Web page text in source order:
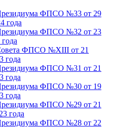
ФПСО №33 от 29
года
ФПСО №32 от 23
ФПСО №XIII от 21
года
ФПСО №31 от 21
года
ФПСО №30 от 19
года
ФПСО №29 от 21
года
ФПСО №28 от 22